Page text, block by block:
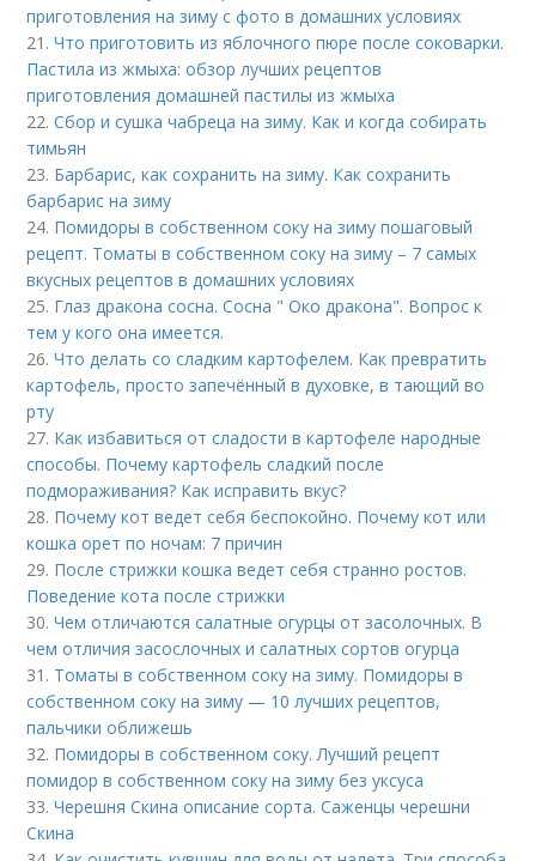
приготовления на зиму с фото в домашних условиях
21.Что приготовить из яблочного пюре после соковарки.
Пастила из жмыха: обзор лучших рецептов
приготовления домашней пастилы из жмыха
22.Сбор и сушка чабреца на зиму. Как и когда собирать
тимьян
23. Барбарис, как сохранить на зиму. Как сохранить
барбарис на зиму
24. Помидоры в собственном соку на зиму пошаговый
рецепт. Томаты в собственном соку на зиму – 7 самых
вкусных рецептов в домашних условиях
25. Глаз дракона сосна. Сосна " Око дракона". Вопрос к
тем у кого она имеется.
26.Что делать со сладким картофелем. Как превратить
картофель, просто запечённый в духовке, в тающий во
рту
27. Как избавиться от сладости в картофеле народные
способы. Почему картофель сладкий после
подмораживания? Как исправить вкус?
28. Почему кот ведет себя беспокойно. Почему кот или
кошка орет по ночам: 7 причин
29. После стрижки кошка ведет себя странно ростов.
Поведение кота после стрижки
30.Чем отличаются салатные огурцы от засолочных. В
чем отличия засослочных и салатных сортов огурца
31. Томаты в собственном соку на зиму. Помидоры в
собственном соку на зиму — 10 лучших рецептов,
пальчики оближешь
32. Помидоры в собственном соку. Лучший рецепт
помидор в собственном соку на зиму без уксуса
33.Черешня Скина описание сорта. Саженцы черешни
Скина